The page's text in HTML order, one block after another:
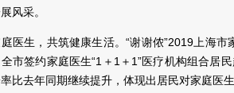
风采。
医生，共筑健康生活。“谢谢侬”2019上海
市签约家庭医生“1＋1＋1”医疗机构组合居
比去年同期继续提升，体现出居民对家庭医